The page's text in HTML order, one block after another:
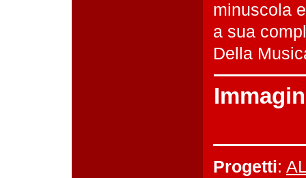
minuscola
a sua
Della
Progetti: